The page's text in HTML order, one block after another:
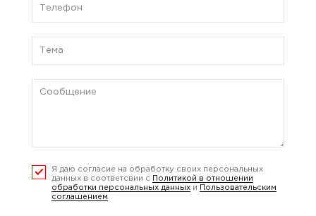
Я даю согласие на обработку своих персональных
данных в соответсвии с
Политикой в отношении
обработки персональных данных и
Пользовательским
соглашением